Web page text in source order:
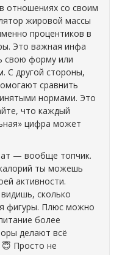
отношениях со своим
жировой массы
процентиков в
Это важная инфа
свою форму или
С другой стороны,
сравнить
нормами. Это
что каждый
цифра может
— вообще топчик.
ты можешь
активности.
сколько
фигуры. Плюс можно
более
делают всё
Просто не